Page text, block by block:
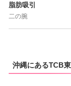
脂肪吸引
二の腕
沖縄にあるTCB